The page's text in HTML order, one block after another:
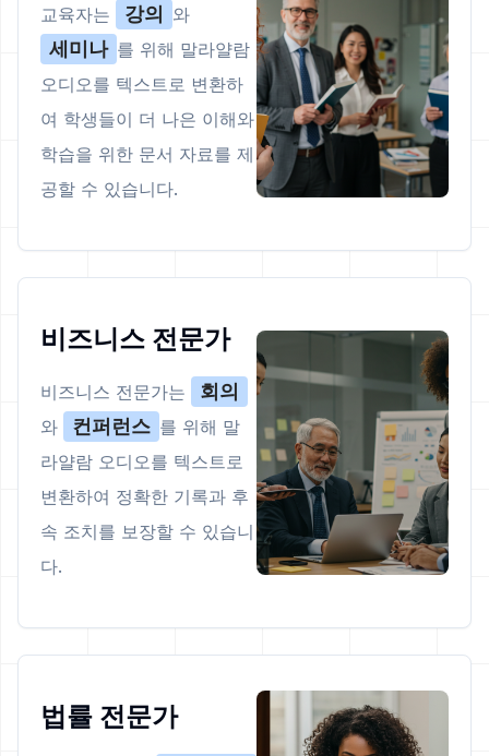
교육자는 강의 와
세미나 를 위해 말라얄람
오디오를 텍스트로 변환하
여 학생들이 더 나은 이해와
학습을 위한 문서 자료를 제
공할 수 있습니다.
비즈니스 전문가
비즈니스 전문가는 회의
와 컨퍼런스 를 위해 말
라얄람 오디오를 텍스트로
변환하여 정확한 기록과 후
속 조치를 보장할 수 있습니
다.
법률 전문가